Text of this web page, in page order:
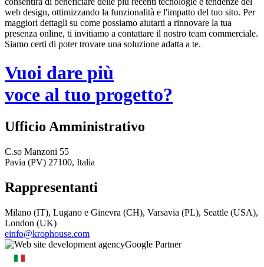
web design, ottimizzando la funzionalità e l'impatto del tuo sito. Per
maggiori dettagli su come possiamo aiutarti a rinnovare la tua
presenza online, ti invitiamo a contattare il nostro team commerciale.
Siamo certi di poter trovare una soluzione adatta a te.
Vuoi dare più
voce al tuo progetto?
Ufficio Amministrativo
C.so Manzoni 55
Pavia (PV) 27100, Italia
Rappresentanti
Milano (IT), Lugano e Ginevra (CH), Varsavia (PL), Seattle (USA),
London (UK)
einfo@krophouse.com